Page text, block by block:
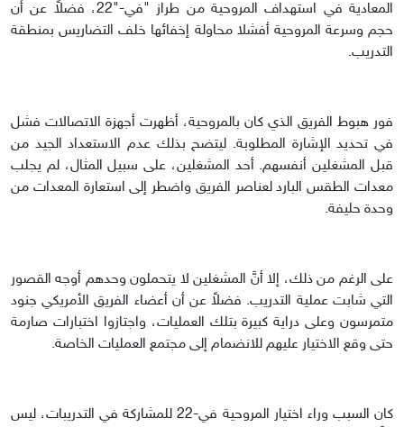
المعادية في استهداف المروحية من طراز "في-"22، فضلاً عن أن
حجم وسرعة المروحية أفشلا محاولة إخفائها خلف التضاريس بمنطقة
التدريب.
فور هبوط الفريق الذي كان بالمروحية، أظهرت أجهزة الاتصالات فشل
في تحديد الإشارة المطلوبة. ليتضح بذلك عدم الاستعداد الجيد من
قبل المشغلين أنفسهم. أحد المشغلين، على سبيل المثال، لم يجلب
معدات الطقس البارد لعناصر الفريق واضطر إلى استعارة المعدات من
وحدة حليفة.
على الرغم من ذلك، إلا أنَّ المشغلين لا يتحملون وحدهم أوجه القصور
التي شابت عملية التدريب. فضلاً عن أن أعضاء الفريق الأمريكي جنود
متمرسون وعلى دراية كبيرة بتلك العمليات، واجتازوا اختبارات صارمة
حتى وقع الاختيار عليهم للانضمام إلى مجتمع العمليات الخاصة.
كان السبب وراء اختيار المروحية في-22 للمشاركة في التدريبات، ليس